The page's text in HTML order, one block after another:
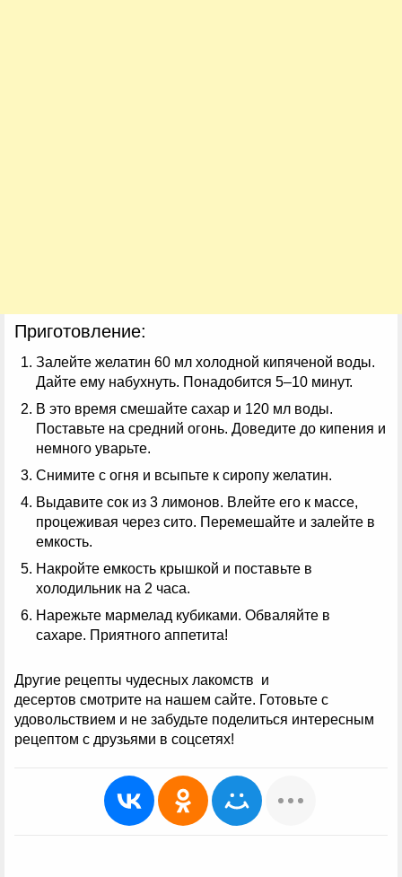
Приготовление:
Залейте желатин 60 мл холодной кипяченой воды.
Дайте ему набухнуть. Понадобится 5–10 минут.
В это время смешайте сахар и 120 мл воды.
Поставьте на средний огонь. Доведите до кипения и
немного уварьте.
Снимите с огня и всыпьте к сиропу желатин.
Выдавите сок из 3 лимонов. Влейте его к массе,
процеживая через сито. Перемешайте и залейте в
емкость.
Накройте емкость крышкой и поставьте в
холодильник на 2 часа.
Нарежьте мармелад кубиками. Обваляйте в
сахаре. Приятного аппетита!
Другие рецепты чудесных лакомств и
десертов смотрите на нашем сайте. Готовьте с
удовольствием и не забудьте поделиться интересным
рецептом с друзьями в соцсетях!